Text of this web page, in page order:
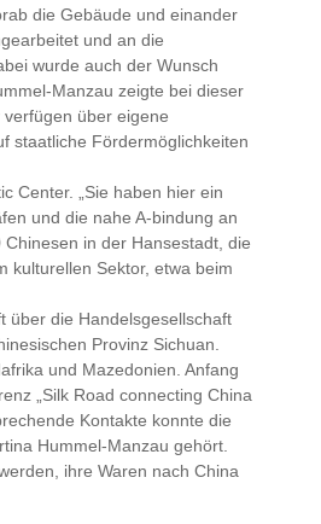
die Gebäude und einander
und an die
wurde auch der Wunsch
Manzau zeigte bei dieser
über eigene
staatliche Fördermöglichkeiten
Center. „Sie haben hier ein
und die nahe A-bindung an
in der Hansestadt, die
kulturellen Sektor, etwa beim
über die Handelsgesellschaft
Provinz Sichuan.
und Mazedonien. Anfang
„Silk Road connecting China
Kontakte konnte die
Hummel-Manzau gehört.
ihre Waren nach China